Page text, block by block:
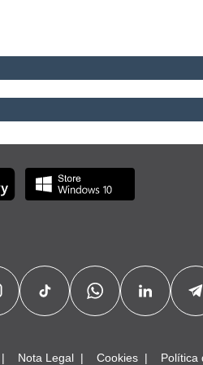
Nota Legal Cookies Política